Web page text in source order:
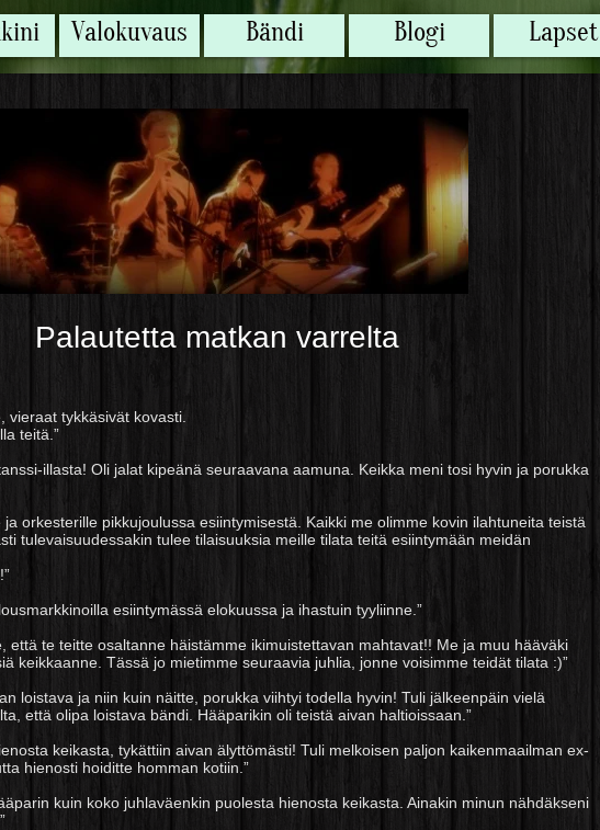
Valokuvaus Bändi Blogi Lapset
Palautetta matkan varrelta
vieraat tykkäsivät kovasti.
teitä.”
illasta! Oli jalat kipeänä seuraavana aamuna. Keikka meni tosi hyvin ja porukka
ja orkesterille pikkujoulussa esiintymisestä. Kaikki me olimme kovin ilahtuneita teistä
tulevaisuudessakin tulee tilaisuuksia meille tilata teitä esiintymään meidän
esiintymässä elokuussa ja ihastuin tyyliinne.”
että te teitte osaltanne häistämme ikimuistettavan mahtavat!! Me ja muu hääväki
keikkaanne. Tässä jo mietimme seuraavia juhlia, jonne voisimme teidät tilata :)”
loistava ja niin kuin näitte, porukka viihtyi todella hyvin! Tuli jälkeenpäin vielä
että olipa loistava bändi. Hääparikin oli teistä aivan haltioissaan.”
keikasta, tykättiin aivan älyttömästi! Tuli melkoisen paljon kaikenmaailman ex-
hienosti hoiditte homman kotiin.”
kuin koko juhlaväenkin puolesta hienosta keikasta. Ainakin minun nähdäkseni